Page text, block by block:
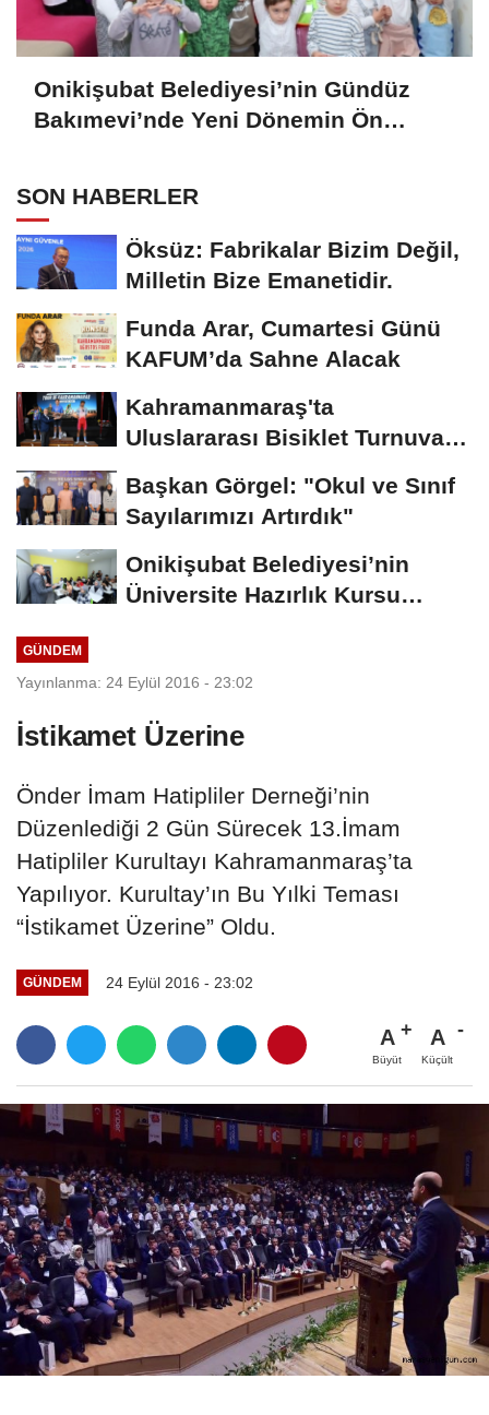
Onikişubat Belediyesi’nin Gündüz
Bakımevi’nde Yeni Dönemin Ön
SON HABERLER
Öksüz: Fabrikalar Bizim Değil,
Milletin Bize Emanetidir.
Funda Arar, Cumartesi Günü
KAFUM’da Sahne Alacak
Kahramanmaraş'ta
Uluslararası Bisiklet Turnuvası
Başkan Görgel: "Okul ve Sınıf
Sayılarımızı Artırdık"
Onikişubat Belediyesi’nin
Üniversite Hazırlık Kursu
GÜNDEM
Yayınlanma: 24 Eylül 2016 - 23:02
İstikamet Üzerine
Önder İmam Hatipliler Derneği’nin
Düzenlediği 2 Gün Sürecek 13.İmam
Hatipliler Kurultayı Kahramanmaraş’ta
Yapılıyor. Kurultay’ın Bu Yılki Teması
“İstikamet Üzerine” Oldu.
GÜNDEM 24 Eylül 2016 - 23:02
A
Büyüt
A
Küçült